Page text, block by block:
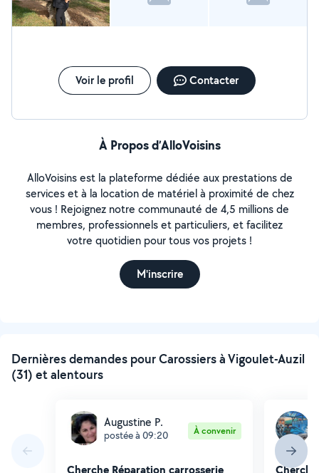
Voir le profil Contacter
À Propos d’AlloVoisins
AlloVoisins est la plateforme dédiée aux prestations de
services et à la location de matériel à proximité de chez
vous ! Rejoignez notre communauté de 4,5 millions de
membres, professionnels et particuliers, et facilitez
votre quotidien pour tous vos projets !
M'inscrire
Dernières demandes pour Carossiers à Vigoulet-Auzil
(31) et alentours
Augustine P.
postée à 09:20 À convenir
Cherche Réparation carrosserie